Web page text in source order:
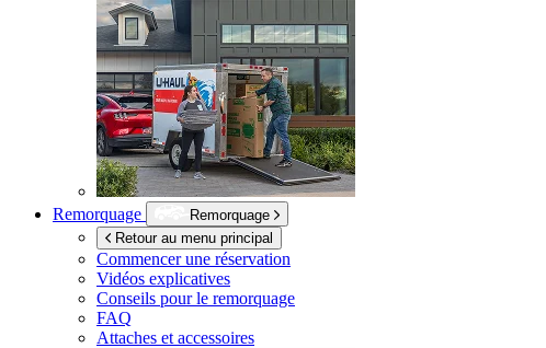
Remorquage
Remorquage
Retour au menu principal
Commencer une réservation
Vidéos explicatives
Conseils pour le remorquage
FAQ
Attaches et accessoires